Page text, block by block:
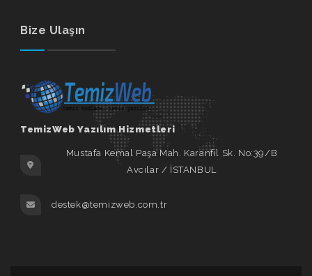
Bize Ulaşın
TemizWeb Yazılım Hizmetleri
Mustafa Kemal Paşa Mah. Karanfil Sk. No:39/B
Avcılar / İSTANBUL
destek@temizweb.com.tr